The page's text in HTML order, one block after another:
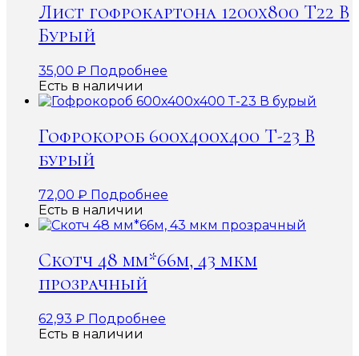
Лист гофрокартона 1200х800 Т22 В
Бурый
35,00 ₽ Подробнее
Есть в наличии
Гофрокороб 600x400x400 Т-23 В
бурый
72,00 ₽ Подробнее
Есть в наличии
Скотч 48 мм*66м, 43 мкм
прозрачный
62,93 ₽ Подробнее
Есть в наличии